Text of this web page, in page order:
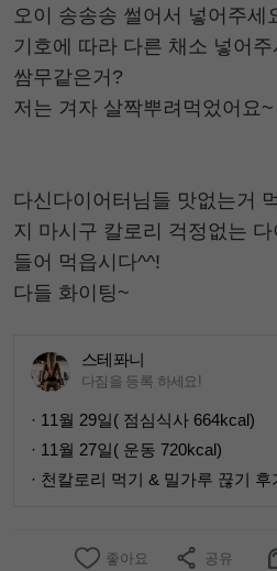
오이 송송송 썰어서 넣어주세
기호에 따라 다른 채소 넣어
쌈무같은거?
저는 겨자 살짝뿌려먹었어요~
다신다이어터님들 맛없는거
지 마시구 칼로리 걱정없는
들어 먹읍시다^^!
다들 화이팅~
스테퐈니
다짐을 등록 하세요!
· 11월 29일( 점심식사 664kcal)
· 11월 27일( 운동 720kcal)
· 천칼로리 먹기 & 밀가루 끊기
좋아요 공유